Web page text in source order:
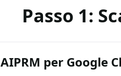
Passo 1:
AIPRM per Google